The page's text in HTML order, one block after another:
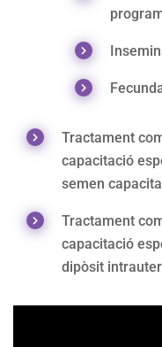
Tractament
capacitació
semen
Tractament
capacitació
dipòsit